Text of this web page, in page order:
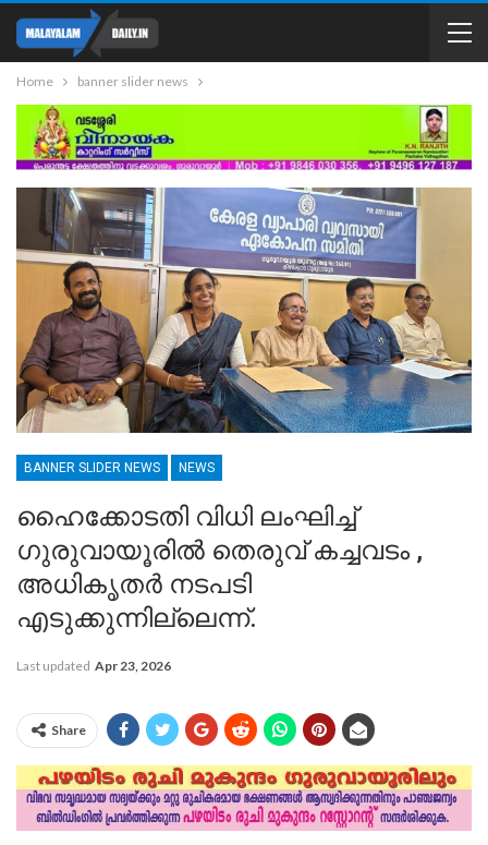
Home banner slider news
BANNER SLIDER NEWS NEWS
ഹൈക്കോടതി വിധി ലംഘിച്ച്‌
ഗുരുവായൂരിൽ തെരുവ് കച്ചവടം ,
അധികൃതർ നടപടി
എടുക്കുന്നില്ലെന്ന്.
Last updated Apr 23, 2026
Share